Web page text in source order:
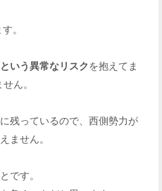
。
いう異常なリスクを抱えてま
ん。
残っているので、西側勢力が
ません。
です。